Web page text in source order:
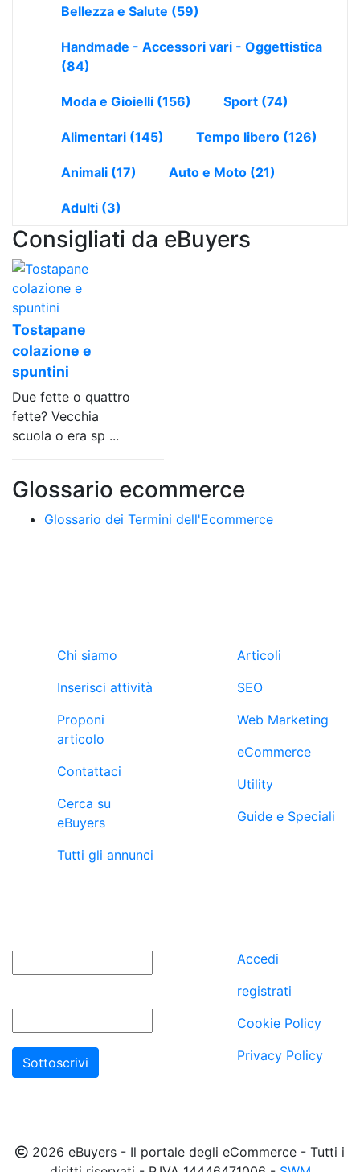
Bellezza e Salute (59)
Handmade - Accessori vari - Oggettistica
(84)
Moda e Gioielli (156) Sport (74)
Alimentari (145) Tempo libero (126)
Animali (17) Auto e Moto (21)
Adulti (3)
Consigliati da eBuyers
Tostapane
colazione e
spuntini
Due fette o quattro
fette? Vecchia
scuola o era sp ...
Glossario ecommerce
Glossario dei Termini dell'Ecommerce
Chi siamo
Inserisci attività
Proponi
articolo
Contattaci
Cerca su
eBuyers
Tutti gli annunci
Articoli
SEO
Web Marketing
eCommerce
Utility
Guide e Speciali
Accedi
registrati
Cookie Policy
Privacy Policy
2026 eBuyers - Il portale degli eCommerce - Tutti i